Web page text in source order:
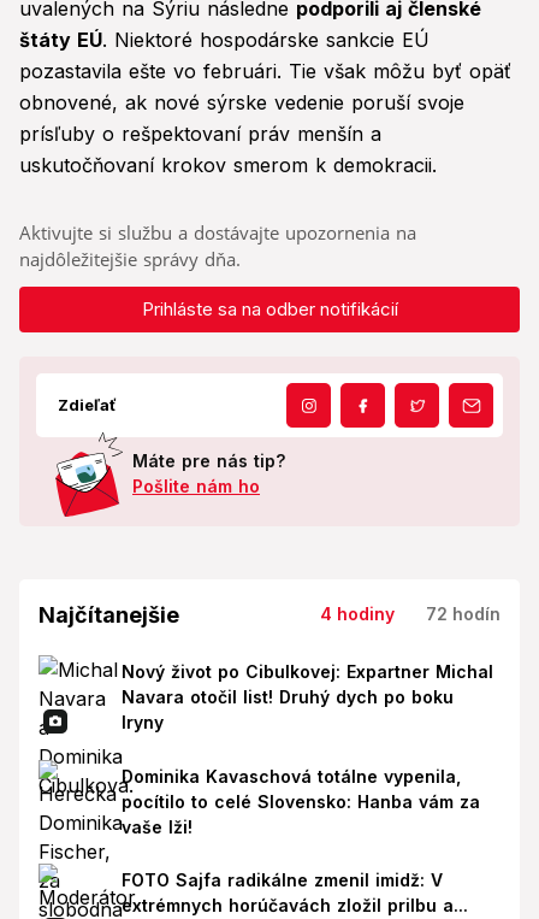
uvalených na Sýriu následne podporili aj členské
štáty EÚ. Niektoré hospodárske sankcie EÚ
pozastavila ešte vo februári. Tie však môžu byť opäť
obnovené, ak nové sýrske vedenie poruší svoje
prísľuby o rešpektovaní práv menšín a
uskutočňovaní krokov smerom k demokracii.
Aktivujte si službu a dostávajte upozornenia na
najdôležitejšie správy dňa.
Prihláste sa na odber notifikácií
Zdieľať
Máte pre nás tip?
Pošlite nám ho
Najčítanejšie 4 hodiny 72 hodín
Nový život po Cibulkovej: Expartner Michal
Navara otočil list! Druhý dych po boku
Iryny
Dominika Kavaschová totálne vypenila,
pocítilo to celé Slovensko: Hanba vám za
vaše lži!
FOTO Sajfa radikálne zmenil imidž: V
extrémnych horúčavách zložil prilbu a...